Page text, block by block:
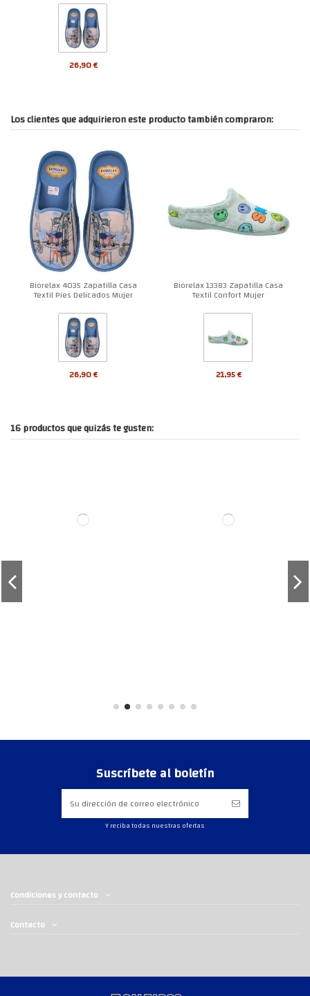
26,90 €
Los clientes que adquirieron este producto también compraron:
Biorelax 4035 Zapatilla Casa
Textil Pies Delicados Mujer
26,90 €
Biorelax 13383 Zapatilla Casa
Textil Confort Mujer
21,95 €
16 productos que quizás te gusten:
Suscríbete al boletín
Y reciba todas nuestras ofertas
Condiciones y contacto
Contacto